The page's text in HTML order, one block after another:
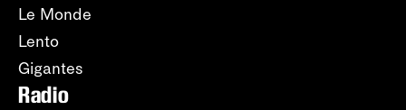
Le Monde
Lento
Gigantes
Radio